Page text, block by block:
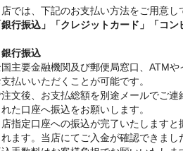
では、下記のお支払い方法をご用意し
行振込」
「クレジットカード」「コ
行振込
主要金融機関及び郵便局窓口、ATM
払いいただくことが可能です。
文後、お支払総額を別途メールでご
た口座へ振込をお願いします。
指定口座への振込が完了いたします
ます。当店にてご入金が確認できまし